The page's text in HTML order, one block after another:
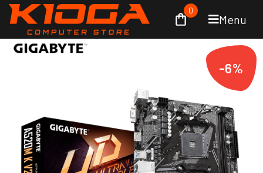
Menu
0
-6%